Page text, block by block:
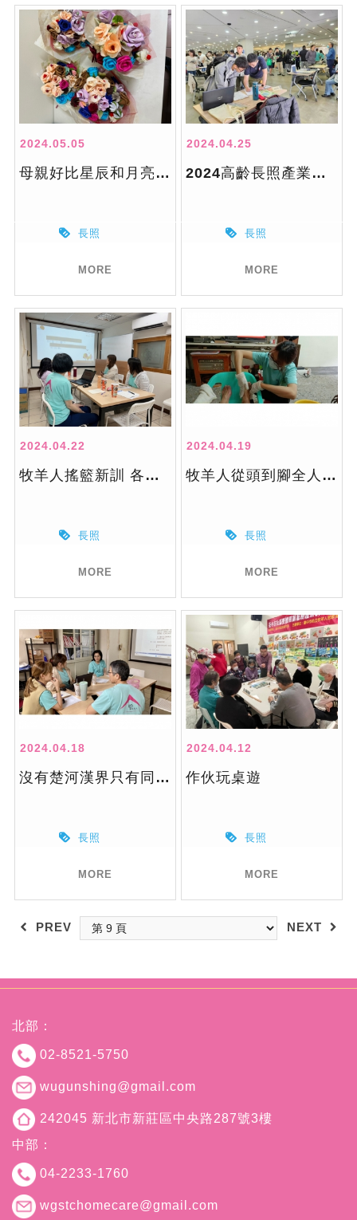
2024.05.05
母親好比星辰和月亮永恆的照亮
長照
MORE
2024.04.25
2024高齡長照產業博覽會
長照
MORE
2024.04.22
牧羊人搖籃新訓 各部業務攏ㄟ通
長照
MORE
2024.04.19
牧羊人從頭到腳全人照顧-居家足部護理
長照
MORE
2024.04.18
沒有楚河漢界只有同舟共濟
長照
MORE
2024.04.12
作伙玩桌遊
長照
MORE
PREV NEXT
北部：
02-8521-5750
wugunshing@gmail.com
242045 新北市新莊區中央路287號3樓
中部：
04-2233-1760
wgstchomecare@gmail.com